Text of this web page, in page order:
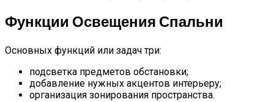
Функции Освещения Спальни
Основных функций или задач три:
подсветка предметов обстановки;
добавление нужных акцентов интерьеру;
организация зонирования пространства.